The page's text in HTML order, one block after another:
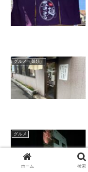
グルメ（麺類）
グルメ
ホーム 検索